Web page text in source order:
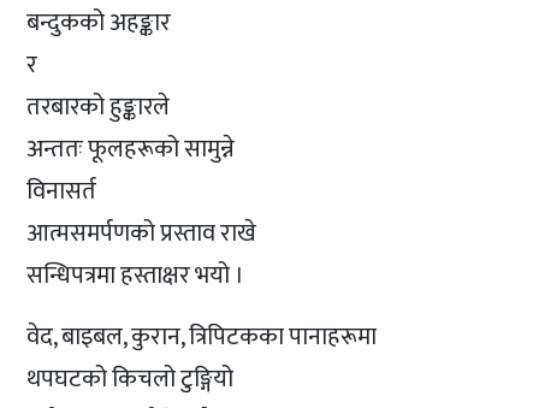
बन्दुकको अहङ्कार
र
तरबारको हुङ्कारले
अन्ततः फूलहरूको सामुन्ने
विनासर्त
आत्मसमर्पणको प्रस्ताव राखे
सन्धिपत्रमा हस्ताक्षर भयो ।
वेद, बाइबल, कुरान, त्रिपिटकका पानाहरूमा
थपघटको किचलो टुङ्गियो